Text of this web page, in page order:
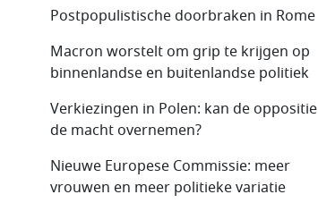
Postpopulistische doorbraken in Rome
Macron worstelt om grip te krijgen op
binnenlandse en buitenlandse politiek
Verkiezingen in Polen: kan de oppositie
de macht overnemen?
Nieuwe Europese Commissie: meer
vrouwen en meer politieke variatie